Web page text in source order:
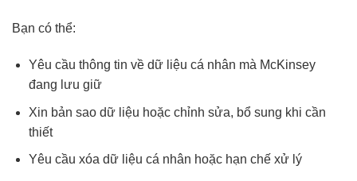
Bạn có thể:
Yêu cầu thông tin về dữ liệu cá nhân mà McKinsey
đang lưu giữ
Xin bản sao dữ liệu hoặc chỉnh sửa, bổ sung khi cần
thiết
Yêu cầu xóa dữ liệu cá nhân hoặc hạn chế xử lý